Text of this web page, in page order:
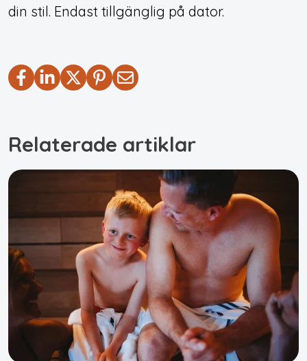
din stil. Endast tillgänglig på dator.
Relaterade artiklar